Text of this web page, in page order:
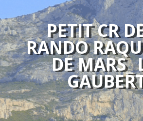
PETIT CR
RANDO
DE MARS_